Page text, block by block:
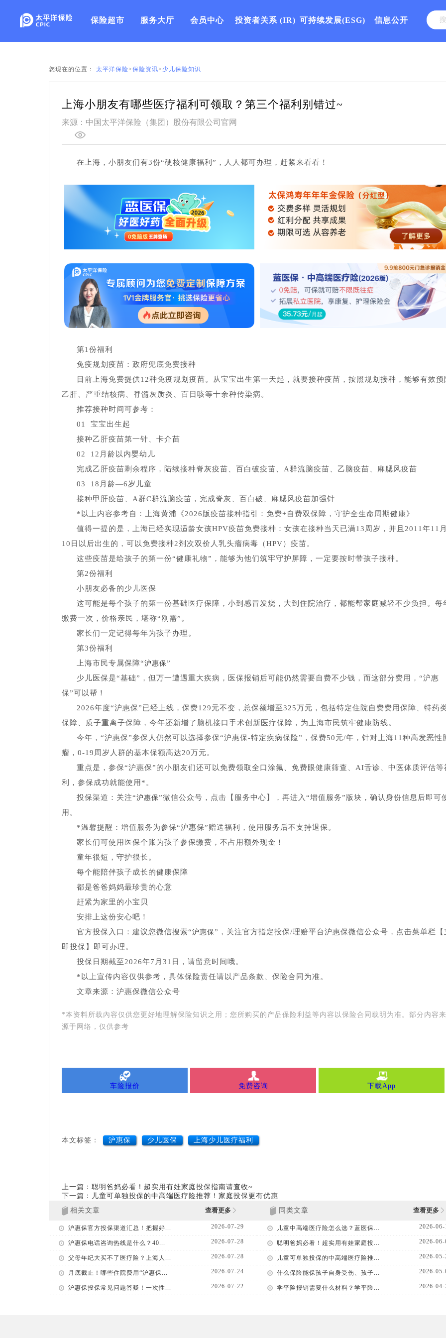
保险超市 服务大厅 会员中心 投资者关系 (IR) 可持续发展(ESG) 信息公开
您现在的位置： 太平洋保险>保险资讯> 少儿保险知识
上海小朋友有哪些医疗福利可领取？第三个福利别错过~
来源：中国太平洋保险（集团）股份有限公司官网
在上海，小朋友们有3份“硬核健康福利”，人人都可办理，赶紧来看看！
第1份福利
免疫规划疫苗：政府兜底免费接种
目前上海免费提供12种免疫规划疫苗。从宝宝出生第一天起，就要接种疫苗，按照规划接种，能够有效预
乙肝、严重结核病、脊髓灰质炎、百日咳等十余种传染病。
推荐接种时间可参考：
01 宝宝出生起
接种乙肝疫苗第一针、卡介苗
02 12月龄以内婴幼儿
完成乙肝疫苗剩余程序，陆续接种脊灰疫苗、百白破疫苗、A群流脑疫苗、乙脑疫苗、麻腮风疫苗
03 18月龄—6岁儿童
接种甲肝疫苗、A群C群流脑疫苗，完成脊灰、百白破、麻腮风疫苗加强针
*以上内容参考自：上海黄浦《2026版疫苗接种指引：免费+自费双保障，守护全生命周期健康》
值得一提的是，上海已经实现适龄女孩HPV疫苗免费接种：女孩在接种当天已满13周岁，并且2011年11
10日以后出生的，可以免费接种2剂次双价人乳头瘤病毒（HPV）疫苗。
这些疫苗是给孩子的第一份“健康礼物”，能够为他们筑牢守护屏障，一定要按时带孩子接种。
第2份福利
小朋友必备的少儿医保
这可能是每个孩子的第一份基础医疗保障，小到感冒发烧，大到住院治疗，都能帮家庭减轻不少负担。每
缴费一次，价格亲民，堪称“刚需”。
家长们一定记得每年为孩子办理。
第3份福利
上海市民专属保障“沪惠保”
少儿医保是“基础”，但万一遭遇重大疾病，医保报销后可能仍然需要自费不少钱，而这部分费用，“沪惠
保”可以帮！
2026年度“沪惠保”已经上线，保费129元不变，总保额增至325万元，包括特定住院自费费用保障、特药
保障、质子重离子保障，今年还新增了脑机接口手术创新医疗保障，为上海市民筑牢健康防线。
今年，“沪惠保”参保人仍然可以选择参保“沪惠保-特定疾病保险”，保费50元/年，针对上海11种高发恶性
瘤，0-19周岁人群的基本保额高达20万元。
重点是，参保“沪惠保”的小朋友们还可以免费领取全口涂氟、免费眼健康筛查、AI舌诊、中医体质评估等
利，参保成功就能使用*。
投保渠道：关注“沪惠保”微信公众号，点击【服务中心】，再进入“增值服务”版块，确认身份信息后即可
用。
*温馨提醒：增值服务为参保“沪惠保”赠送福利，使用服务后不支持退保。
家长们可使用医保个账为孩子参保缴费，不占用额外现金！
童年很短，守护很长。
每个能陪伴孩子成长的健康保障
都是爸爸妈妈最珍贵的心意
赶紧为家里的小宝贝
安排上这份安心吧！
官方投保入口：建议您微信搜索“沪惠保”，关注官方指定投保/理赔平台沪惠保微信公众号，点击菜单栏【
即投保】即可办理。
投保日期截至2026年7月31日，请留意时间哦。
*以上宣传内容仅供参考，具体保险责任请以产品条款、保险合同为准。
文章来源：沪惠保微信公众号
*本资料所载內容仅供您更好地理解保险知识之用；您所购买的产品保险利益等内容以保险合同载明为准。部分内容来
源于网络，仅供参考
车险报价 免费咨询 下载App
本文标签： 沪惠保 少儿医保 上海少儿医疗福利
上一篇：聪明爸妈必看！超实用有娃家庭投保指南请查收~
下一篇：儿童可单独投保的中高端医疗险推荐！家庭投保更有优惠
相关文章
查看更多
沪惠保官方投保渠道汇总！把握好... 2026-07-29
沪惠保电话咨询热线是什么？40... 2026-07-28
父母年纪大买不了医疗险？上海人... 2026-07-28
月底截止！哪些住院费用“沪惠保... 2026-07-24
沪惠保投保常见问题答疑！一次性... 2026-07-22
同类文章 查看更多
儿童中高端医疗险怎么选？蓝医保... 2026-06-
聪明爸妈必看！超实用有娃家庭投... 2026-06-
儿童可单独投保的中高端医疗险推... 2026-05-
什么保险能保孩子自身受伤、孩子... 2026-05-
学平险报销需要什么材料？学平险... 2026-04-